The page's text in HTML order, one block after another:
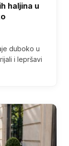
haljina u
duboko u
i lepršavi